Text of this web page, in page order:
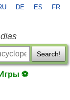
DE ES FR
Search!
Игры ⚽